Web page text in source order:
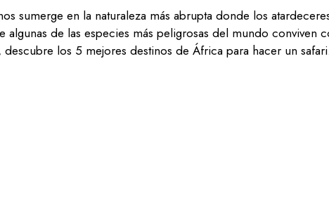
sumerge en la naturaleza más abrupta donde los
de las especies más peligrosas del mundo conviven
los 5 mejores destinos de África para hacer un